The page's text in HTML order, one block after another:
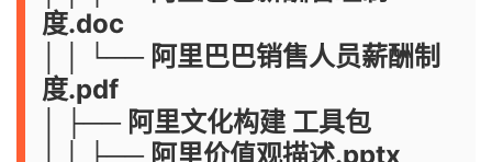
度.doc
│ │ └── 阿里巴巴销售人员薪酬制
度.pdf
│ ├── 阿里文化构建 工具包
│ │ ├── 阿里价值观描述.pptx